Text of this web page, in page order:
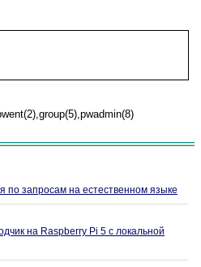
по запросам на естественном языке
на Raspberry Pi 5 с локальной